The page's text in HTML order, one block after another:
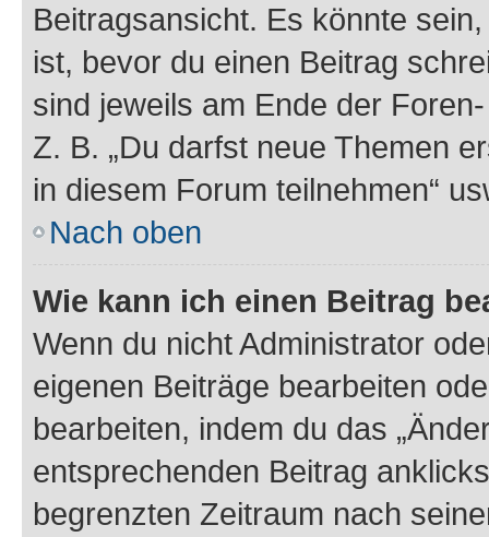
Beitragsansicht. Es könnte
ist, bevor du einen Beitrag
sind jeweils am Ende der
Z. B. „Du darfst neue Themen
in diesem Forum teilnehmen“
Nach oben
Wie kann ich einen Beitrag
Wenn du nicht Administrator
eigenen Beiträge bearbeiten
bearbeiten, indem du das
entsprechenden Beitrag
begrenzten Zeitraum nach